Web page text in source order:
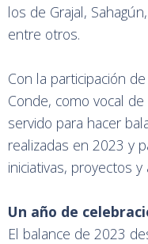
los de Grajal,
entre otros.
Con la participación
Conde, como vocal
servido para hacer
realizadas en 2023 y
iniciativas, proyectos
Un año de
El balance de 2023